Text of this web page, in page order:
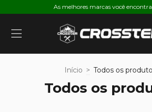
As melhores marcas você
Início > Todos os
Todos os